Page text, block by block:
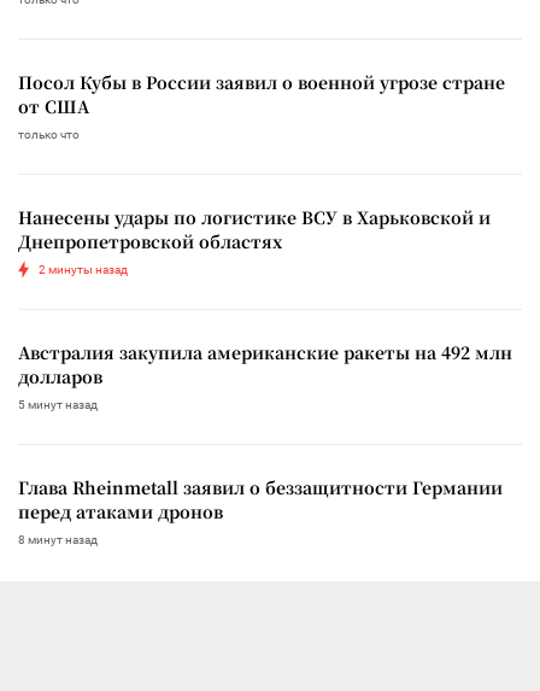
Посол Кубы в России заявил о военной угрозе стране
от США
только что
Нанесены удары по логистике ВСУ в Харьковской и
Днепропетровской областях
2 минуты назад
Австралия закупила американские ракеты на 492 млн
долларов
5 минут назад
Глава Rheinmetall заявил о беззащитности Германии
перед атаками дронов
8 минут назад